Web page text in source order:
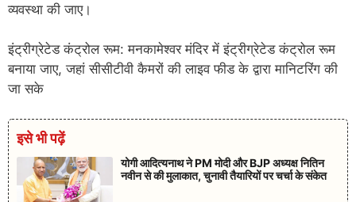
व्यवस्था की जाए।
इंट्रीग्रेटेड कंट्रोल रूम: मनकामेश्वर मंदिर में इंट्रीग्रेटेड कंट्रोल रूम
बनाया जाए, जहां सीसीटीवी कैमरों की लाइव फीड के द्वारा मानिटरिंग की
जा सके
इसे भी पढ़ें
योगी आदित्यनाथ ने PM मोदी और BJP अध्यक्ष नितिन
नवीन से की मुलाकात, चुनावी तैयारियों पर चर्चा के संकेत